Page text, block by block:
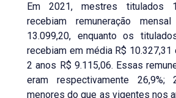
Em 2021, mestres titulados
recebiam remuneração
13.099,20, enquanto os
recebiam em média R$
2 anos R$ 9.115,06. Essas
eram respectivamente 26,9%;
menores do que as vigentes nos